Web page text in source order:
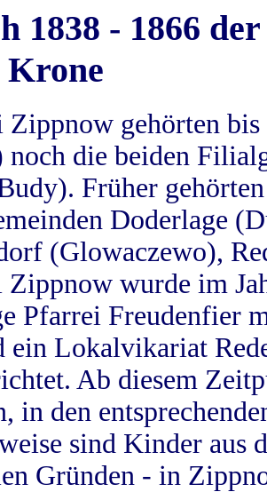
1838 - 1866
Krone
Zippnow gehörten
die beiden
Früher
Doderlage
(Glowaczewo),
wurde im
Pfarrei Freudenfier
ein Lokalvikariat
Ab diesem
in den
sind Kinder aus
Gründen - in